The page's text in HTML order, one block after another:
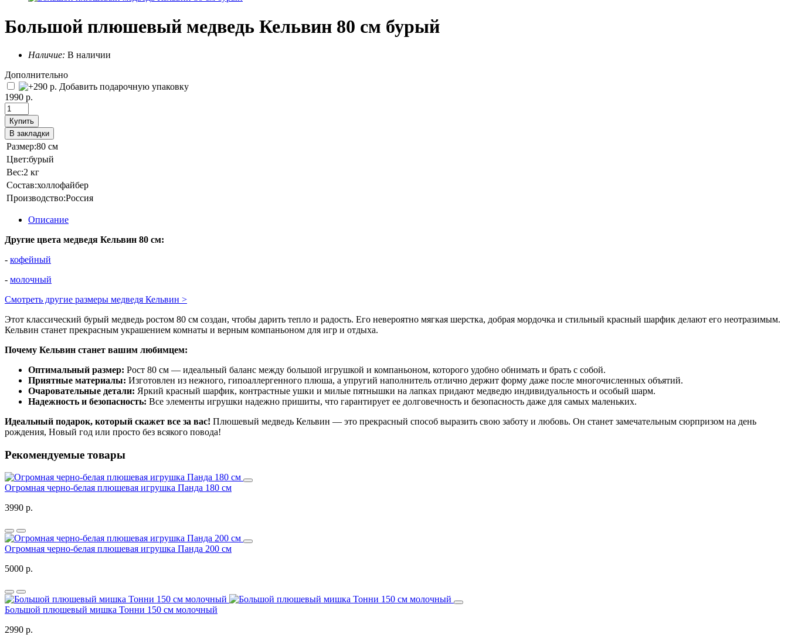
Большой плюшевый медведь Кельвин 80 см бурый
Наличие: В наличии
Дополнительно
Добавить подарочную упаковку
1990 р.
Купить
В закладки
Размер:80 см
Цвет:бурый
Вес:2 кг
Состав:холлофайбер
Производство:Россия
Описание
Другие цвета медведя Кельвин 80 см:
- кофейный
- молочный
Смотреть другие размеры медведя Кельвин >
Этот классический бурый медведь ростом 80 см создан, чтобы дарить тепло и радость. Его невероятно мягкая шерстка, добрая мордочка и стильный красный шарфик делают его неотразимым.
Кельвин станет прекрасным украшением комнаты и верным компаньоном для игр и отдыха.
Почему Кельвин станет вашим любимцем:
Оптимальный размер: Рост 80 см — идеальный баланс между большой игрушкой и компаньоном, которого удобно обнимать и брать с собой.
Приятные материалы: Изготовлен из нежного, гипоаллергенного плюша, а упругий наполнитель отлично держит форму даже после многочисленных объятий.
Очаровательные детали: Яркий красный шарфик, контрастные ушки и милые пятнышки на лапках придают медведю индивидуальность и особый шарм.
Надежность и безопасность: Все элементы игрушки надежно пришиты, что гарантирует ее долговечность и безопасность даже для самых маленьких.
Идеальный подарок, который скажет все за вас! Плюшевый медведь Кельвин — это прекрасный способ выразить свою заботу и любовь. Он станет замечательным сюрпризом на день
рождения, Новый год или просто без всякого повода!
Рекомендуемые товары
Огромная черно-белая плюшевая игрушка Панда 180 см
3990 р.
Огромная черно-белая плюшевая игрушка Панда 200 см
5000 р.
Большой плюшевый мишка Тонни 150 см молочный
2990 р.